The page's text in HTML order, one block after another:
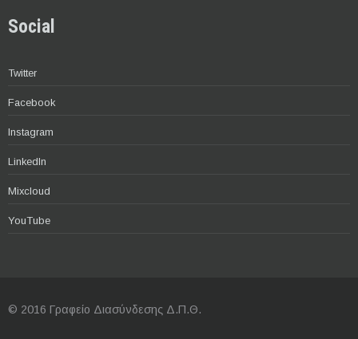
Social
Twitter
Facebook
Instagram
LinkedIn
Mixcloud
YouTube
© 2016 Γραφείο Διασύνδεσης Δ.Π.Θ.